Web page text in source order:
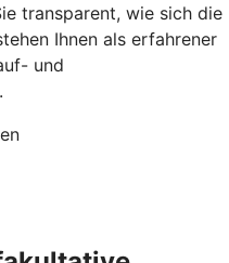
transparent, wie sich die
Ihnen als erfahrener
und